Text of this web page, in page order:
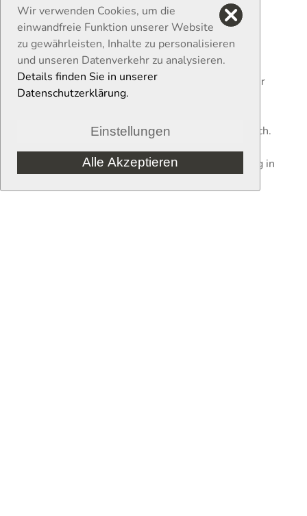
Wir freuen uns über Ihre Anfrage!
In einem Vorgespräch persönlich, per Telefon oder
Zoom werden die Rahmenbedingungen für Ihr
Gespräche oft nur über Zoom oder Telefon möglich.
bewährt und sind neben Beratung und Begleitung in
Cookies verwalten
Wir verwenden Cookies, um die
einwandfreie Funktion unserer Website
zu gewährleisten, Inhalte zu personalisieren
und unseren Datenverkehr zu analysieren.
Details finden Sie in unserer
Datenschutzerklärung.
Einstellungen
Alle Akzeptieren